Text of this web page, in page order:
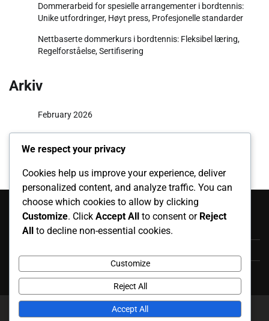
Dommerarbeid for spesielle arrangementer i bordtennis:
Unike utfordringer, Høyt press, Profesjonelle standarder
Nettbaserte dommerkurs i bordtennis: Fleksibel læring,
Regelforståelse, Sertifisering
Arkiv
February 2026
January 2026
Kategorier
Coachingtjenester i bordtennis
Treningsprogrammer i bordtennis
telemarkreiser.no
We respect your privacy
Cookies help us improve your experience, deliver
personalized content, and analyze traffic. You can
choose which cookies to allow by clicking
Customize. Click Accept All to consent or Reject
All to decline non-essential cookies.
Customize
Reject All
Accept All